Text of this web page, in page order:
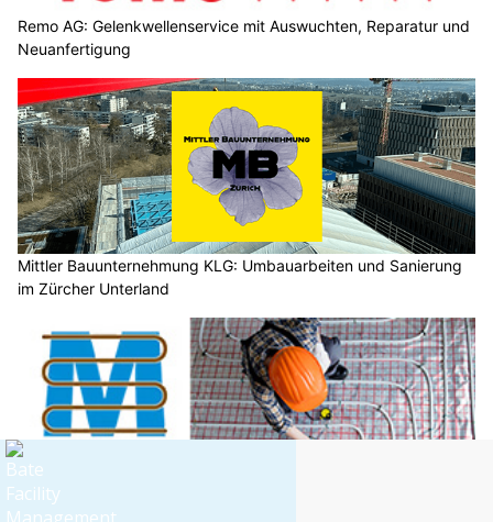
Remo AG: Gelenkwellenservice mit Auswuchten, Reparatur und
Neuanfertigung
Mittler Bauunternehmung KLG: Umbauarbeiten und Sanierung
im Zürcher Unterland
Meier-Bodenheizungsreinigung: Profi-Spülung für Ihre